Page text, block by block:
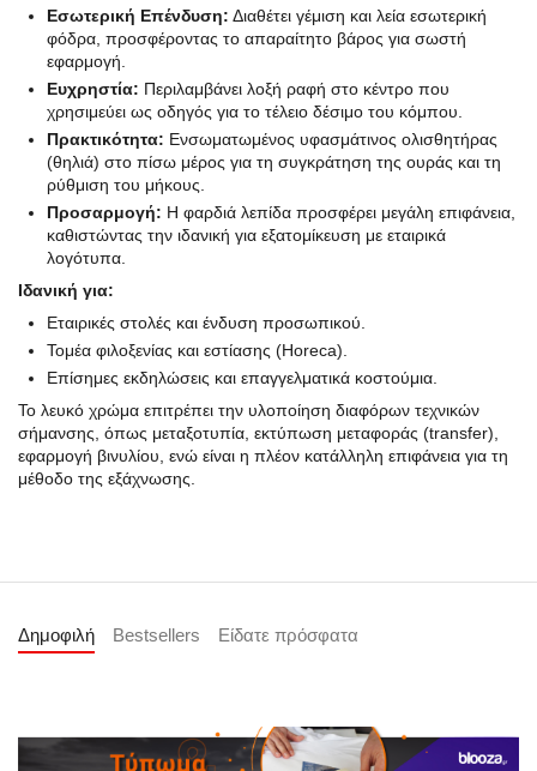
Εσωτερική Επένδυση: Διαθέτει γέμιση και λεία εσωτερική
φόδρα, προσφέροντας το απαραίτητο βάρος για σωστή
εφαρμογή.
Ευχρηστία: Περιλαμβάνει λοξή ραφή στο κέντρο που
χρησιμεύει ως οδηγός για το τέλειο δέσιμο του κόμπου.
Πρακτικότητα: Ενσωματωμένος υφασμάτινος ολισθητήρας
(θηλιά) στο πίσω μέρος για τη συγκράτηση της ουράς και τη
ρύθμιση του μήκους.
Προσαρμογή: Η φαρδιά λεπίδα προσφέρει μεγάλη επιφάνεια,
καθιστώντας την ιδανική για εξατομίκευση με εταιρικά
λογότυπα.
Ιδανική για:
Εταιρικές στολές και ένδυση προσωπικού.
Τομέα φιλοξενίας και εστίασης (Horeca).
Επίσημες εκδηλώσεις και επαγγελματικά κοστούμια.
Το λευκό χρώμα επιτρέπει την υλοποίηση διαφόρων τεχνικών
σήμανσης, όπως μεταξοτυπία, εκτύπωση μεταφοράς (transfer),
εφαρμογή βινυλίου, ενώ είναι η πλέον κατάλληλη επιφάνεια για τη
μέθοδο της εξάχνωσης.
Δημοφιλή Bestsellers Είδατε πρόσφατα